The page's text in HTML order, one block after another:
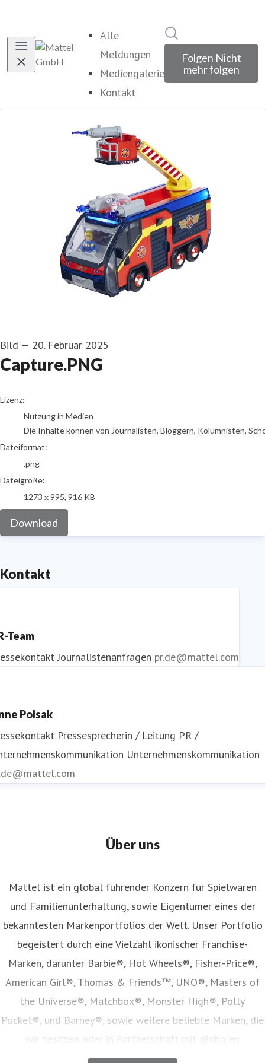
Alle
Meldungen
Mediengalerie
Kontakt
Folgen Nicht
mehr folgen
Bild — 20. Februar 2025
Capture.PNG
go to media item
Lizenz:
Nutzung in Medien
Die Inhalte können von Journalisten, Bloggern, Kolumnisten,
Dateiformat:
.png
Dateigröße:
1273 x 995, 916 KB
Download
Kontakt
Team
Journalistenanfragen pr.de@mattel.com
Polsak
Pressesprecherin / Leitung PR /
Unternehmenskommunikation
Über uns
Mattel ist ein global führender Konzern für Spielwaren
und Familienunterhaltung, sowie Eigentümer eines der
bekanntesten Markenportfolios der Welt. Unser Portfolio
begeistert durch eine Vielzahl ikonischer Franchise-
Marken, darunter Barbie®, Hot Wheels®, Fisher-Price®,
American Girl®, Thomas & Friends™, UNO®, Masters of
the Universe®, Matchbox®, Monster High®, Polly
Pocket®, und Barney®, sowie weitere beliebte Marken, die
wir besitzen oder in Partnerschaft mit globalen
Unterhaltungsunternehmen lizenzieren. Unser Angebot